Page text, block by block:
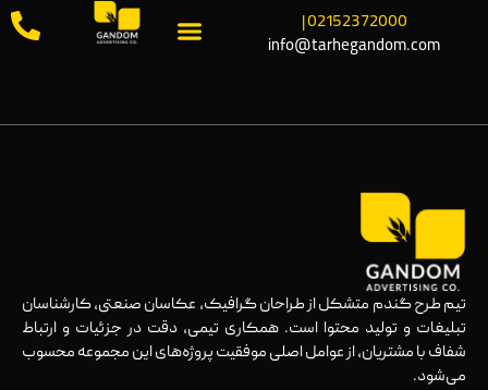
02152372000 |
info@tarhegandom.com
تیم طرح گندم متشکل از طراحان گرافیک، عکاسان صنعتی، کارشناسان
تبلیغات و تولید محتوا است. همکاری تیمی، دقت در جزئیات و ارتباط
شفاف با مشتریان، از عوامل اصلی موفقیت پروژه‌های این مجموعه محسوب
می‌شود.